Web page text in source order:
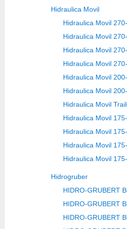
Hidraulica Movil
Hidraulica Movil
Hidraulica Movil
Hidraulica Movil
Hidraulica Movil
Hidraulica Movil
Hidraulica Movil
Hidraulica Movil
Hidraulica Movil
Hidraulica Movil
Hidraulica Movil
Hidraulica Movil
Hidrogruber
HIDRO-GRUBERT
HIDRO-GRUBERT
HIDRO-GRUBERT